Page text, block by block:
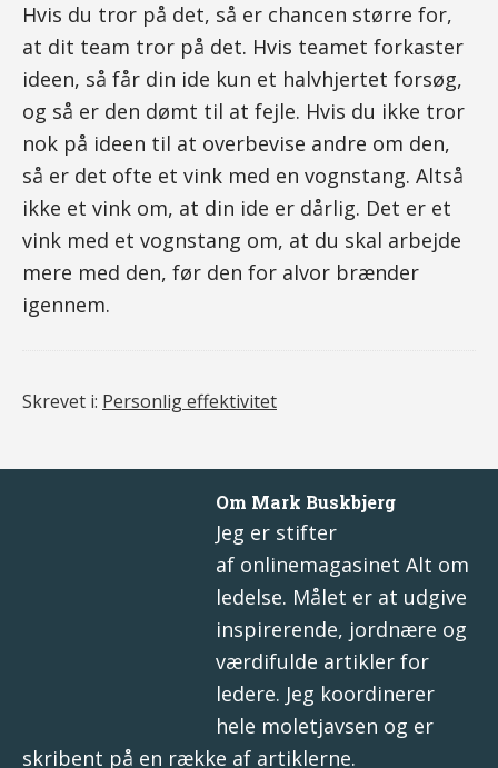
Hvis du tror på det, så er chancen større for,
at dit team tror på det. Hvis teamet forkaster
ideen, så får din ide kun et halvhjertet forsøg,
og så er den dømt til at fejle. Hvis du ikke tror
nok på ideen til at overbevise andre om den,
så er det ofte et vink med en vognstang. Altså
ikke et vink om, at din ide er dårlig. Det er et
vink med et vognstang om, at du skal arbejde
mere med den, før den for alvor brænder
igennem.
Skrevet i: Personlig effektivitet
Om Mark Buskbjerg
Jeg er stifter
af onlinemagasinet Alt om
ledelse. Målet er at udgive
inspirerende, jordnære og
værdifulde artikler for
ledere. Jeg koordinerer
hele moletjavsen og er
skribent på en række af artiklerne.